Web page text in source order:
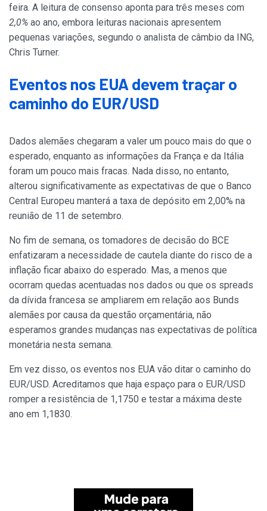
feira. A leitura de consenso aponta para três meses com
2,0% ao ano, embora leituras nacionais apresentem
pequenas variações, segundo o analista de câmbio da ING,
Chris Turner.
Eventos nos EUA devem traçar o
caminho do EUR/USD
Dados alemães chegaram a valer um pouco mais do que o
esperado, enquanto as informações da França e da Itália
foram um pouco mais fracas. Nada disso, no entanto,
alterou significativamente as expectativas de que o Banco
Central Europeu manterá a taxa de depósito em 2,00% na
reunião de 11 de setembro.
No fim de semana, os tomadores de decisão do BCE
enfatizaram a necessidade de cautela diante do risco de a
inflação ficar abaixo do esperado. Mas, a menos que
ocorram quedas acentuadas nos dados ou que os spreads
da dívida francesa se ampliarem em relação aos Bunds
alemães por causa da questão orçamentária, não
esperamos grandes mudanças nas expectativas de política
monetária nesta semana.
Em vez disso, os eventos nos EUA vão ditar o caminho do
EUR/USD. Acreditamos que haja espaço para o EUR/USD
romper a resistência de 1,1750 e testar a máxima deste
ano em 1,1830.